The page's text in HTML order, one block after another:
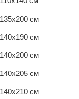
135x200 см
140х190 см
140х200 см
140x205 см
140x210 см